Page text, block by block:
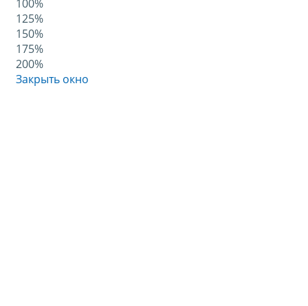
100%
125%
150%
175%
200%
Закрыть окно